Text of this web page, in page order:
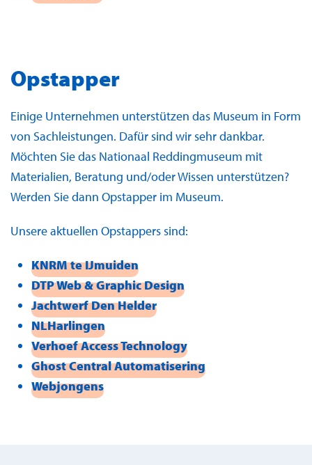
Opstapper
Einige Unternehmen unterstützen das Museum in Form
von Sachleistungen. Dafür sind wir sehr dankbar.
Möchten Sie das Nationaal Reddingmuseum mit
Materialien, Beratung und/oder Wissen unterstützen?
Werden Sie dann Opstapper im Museum.
Unsere aktuellen Opstappers sind:
KNRM te IJmuiden
DTP Web & Graphic Design
Jachtwerf Den Helder
NLHarlingen
Verhoef Access Technology
Ghost Central Automatisering
Webjongens